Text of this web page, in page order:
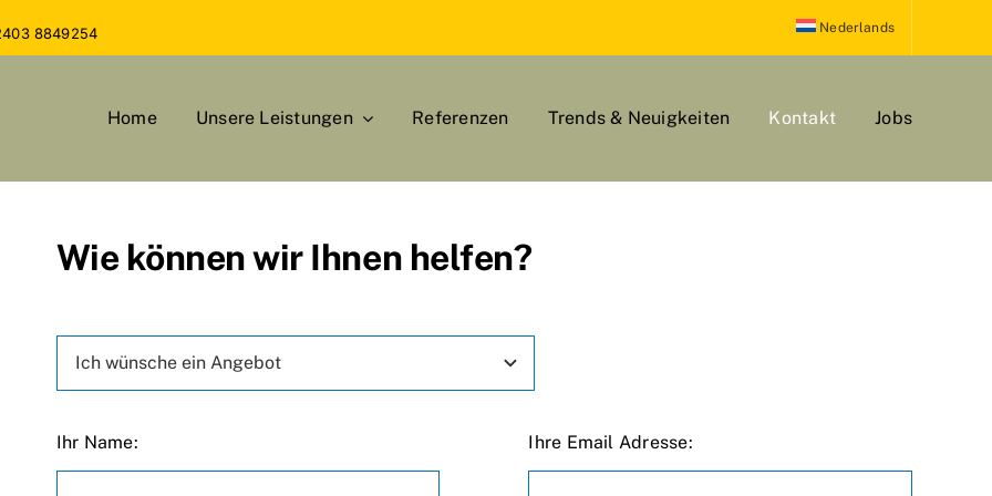
8849254 Nederlands
Home Unsere Leistungen Referenzen Trends & Neuigkeiten Kontakt Jobs
Wie können wir Ihnen helfen?
Ihr Name: Ihre Email Adresse: